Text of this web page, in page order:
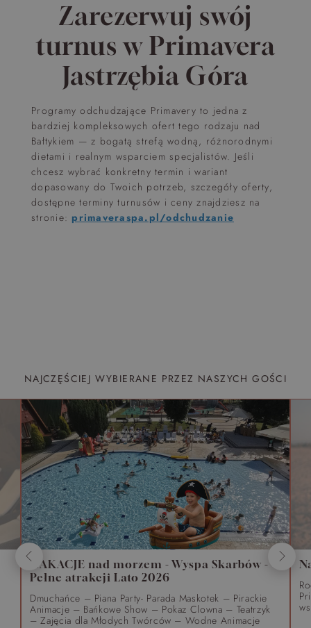
Zarezerwuj swój
turnus w Primavera
Jastrzębia Góra
Programy odchudzające Primavery to jedna z
bardziej kompleksowych ofert tego rodzaju nad
Bałtykiem — z bogatą strefą wodną, różnorodnymi
dietami i realnym wsparciem specjalistów. Jeśli
chcesz wybrać konkretny termin i wariant
dopasowany do Twoich potrzeb, szczegóły oferty,
dostępne terminy turnusów i ceny znajdziesz na
stronie: primaveraspa.pl/odchudzanie
NAJCZĘŚCIEJ WYBIERANE PRZEZ NASZYCH GOŚCI
WAKACJE nad morzem - Wyspa Skarbów -
Pełne atrakcji Lato 2026
Dmuchańce – Piana Party- Parada Maskotek – Pirackie
Animacje – Bańkowe Show – Pokaz Clowna – Teatrzyk
– Zajęcia dla Młodych Twórców – Wodne Animacje